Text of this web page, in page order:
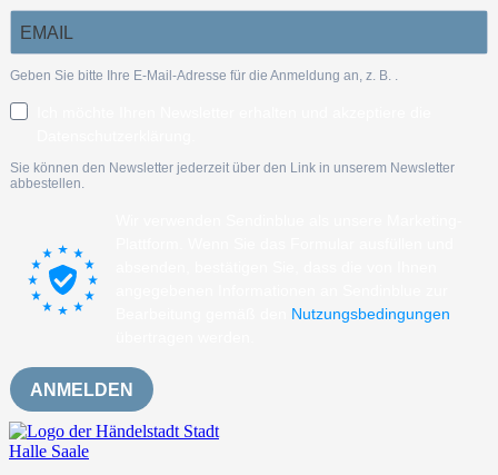
Geben Sie bitte Ihre E-Mail-Adresse für die Anmeldung an, z. B. .
Sie können den Newsletter jederzeit über den Link in unserem Newsletter
abbestellen.
Nutzungsbedingungen
ANMELDEN